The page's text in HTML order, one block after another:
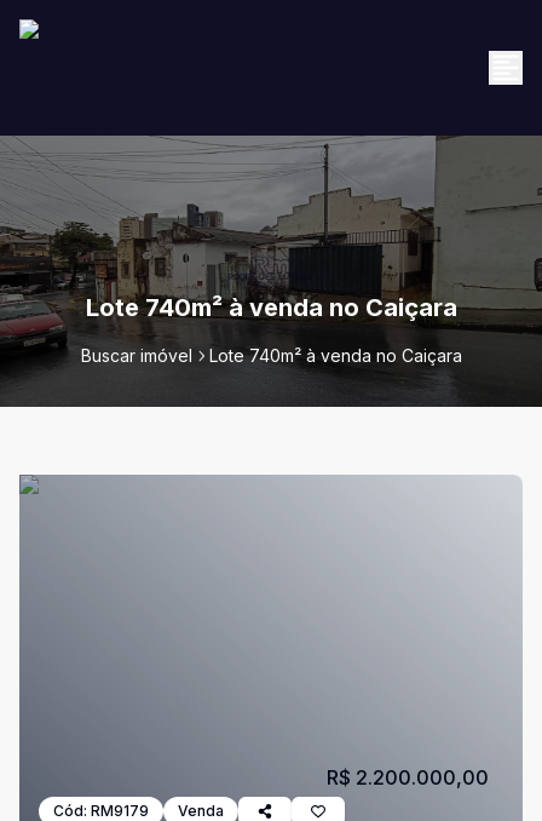
Lote 740m² à venda no Caiçara
Buscar imóvel Lote 740m² à venda no Caiçara
Cód: RM9179 Venda
R$ 2.200.000,00